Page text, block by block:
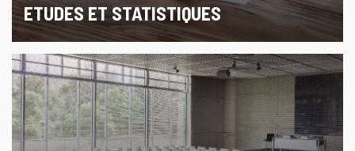
ETUDES ET STATISTIQUES